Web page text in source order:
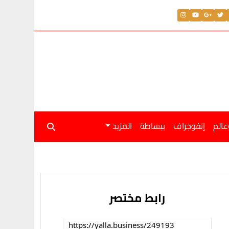
إنفوجراف ببساطة المزيد
رابط مختصر